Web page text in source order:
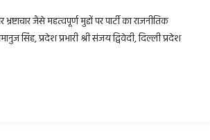
जैसे महत्वपूर्ण मुद्दों पर पार्टी का राजनीतिक
सिंह, प्रदेश प्रभारी श्री संजय द्विवेदी, दिल्ली प्रदेश